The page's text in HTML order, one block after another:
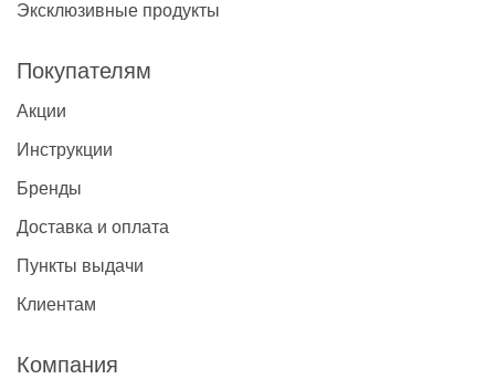
Эксклюзивные продукты
Покупателям
Акции
Инструкции
Бренды
Доставка и оплата
Пункты выдачи
Клиентам
Компания